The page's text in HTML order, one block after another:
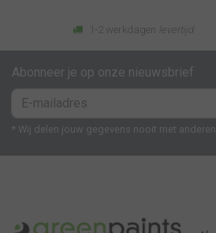
1-2 werkdagen levertijd
Abonneer je op onze nieuwsbrief
* Wij delen jouw gegevens nooit met anderen.